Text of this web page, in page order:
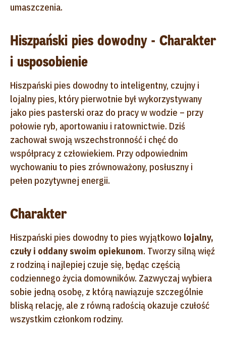
umaszczenia.
Hiszpański pies dowodny - Charakter
i usposobienie
Hiszpański pies dowodny to inteligentny, czujny i
lojalny pies, który pierwotnie był wykorzystywany
jako pies pasterski oraz do pracy w wodzie – przy
połowie ryb, aportowaniu i ratownictwie. Dziś
zachował swoją wszechstronność i chęć do
współpracy z człowiekiem. Przy odpowiednim
wychowaniu to pies zrównoważony, posłuszny i
pełen pozytywnej energii.
Charakter
Hiszpański pies dowodny to pies wyjątkowo lojalny,
czuły i oddany swoim opiekunom. Tworzy silną więź
z rodziną i najlepiej czuje się, będąc częścią
codziennego życia domowników. Zazwyczaj wybiera
sobie jedną osobę, z którą nawiązuje szczególnie
bliską relację, ale z równą radością okazuje czułość
wszystkim członkom rodziny.